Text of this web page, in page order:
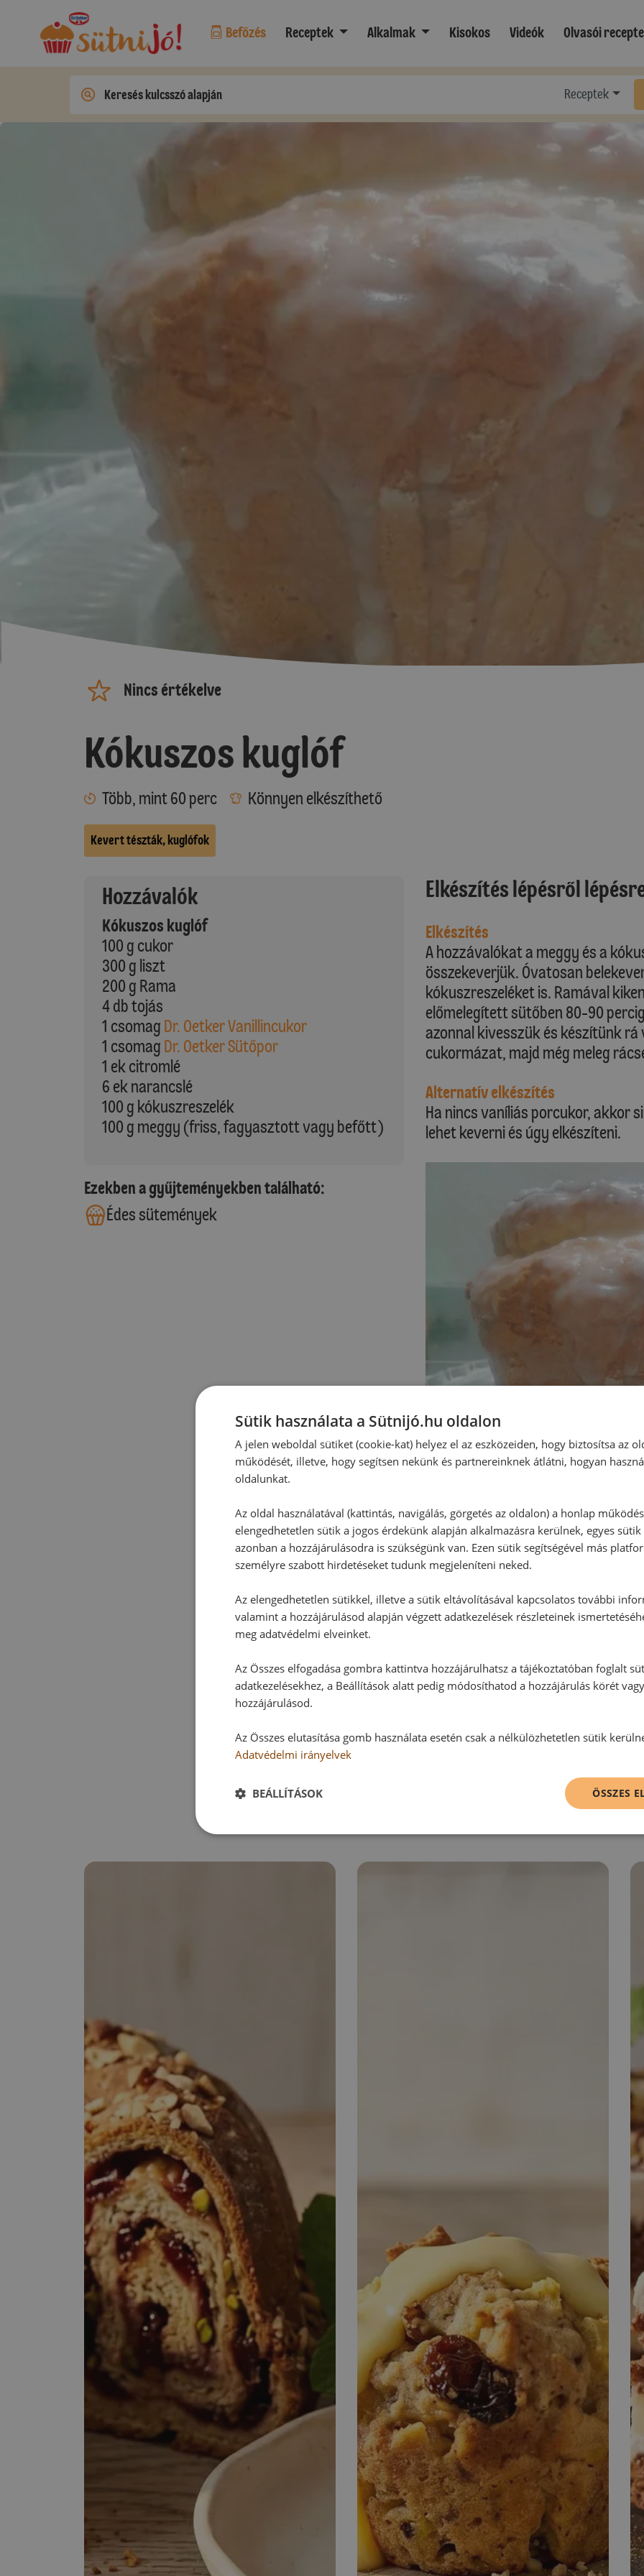
Befőzés Receptek Alkalmak Kisokos Videók Olvasói
Receptek
Nincs értékelve
Kókuszos kuglóf
Több, mint 60 perc Könnyen elkészíthető
Kevert tészták, kuglófok
Hozzávalók
Kókuszos kuglóf
100 g cukor
300 g liszt
200 g Rama
4 db tojás
1 csomag Dr. Oetker Vanillincukor
1 csomag Dr. Oetker Sütőpor
1 ek citromlé
6 ek narancslé
100 g kókuszreszelék
100 g meggy (friss, fagyasztott vagy befőtt)
Ezekben a gyűjteményekben található:
Édes sütemények
Elkészítés lépésről
Elkészítés
A hozzávalókat a meggy és a
összekeverjük. Óvatosan
kókuszreszeléket is. Ramával
előmelegített sütőben 80-90
azonnal kivesszük és készítünk
cukormázat, majd még meleg
Alternatív elkészítés
Ha nincs vaníliás porcukor, akkor
lehet keverni és úgy elkészíteni.
Hozzászólások
Ehhez a recepthez még nem
Hozzászólás írása
RECEPTAJÁNLÓ
Sütik használata a Sütnijó.hu oldalon
A jelen weboldal sütiket (cookie-kat) helyez el az eszközeiden, hogy biztosítsa az
működését, illetve, hogy segítsen nekünk és partnereinknek átlátni, hogyan
oldalunkat.
Az oldal használatával (kattintás, navigálás, görgetés az oldalon) a honlap
elengedhetetlen sütik a jogos érdekünk alapján alkalmazásra kerülnek, egyes
azonban a hozzájárulásodra is szükségünk van. Ezen sütik segítségével más
személyre szabott hirdetéseket tudunk megjeleníteni neked.
Az elengedhetetlen sütikkel, illetve a sütik eltávolításával kapcsolatos további
valamint a hozzájárulásod alapján végzett adatkezelések részleteinek
meg adatvédelmi elveinket.
Az Összes elfogadása gombra kattintva hozzájárulhatsz a tájékoztatóban foglalt
adatkezelésekhez, a Beállítások alatt pedig módosíthatod a hozzájárulás körét
hozzájárulásod.
Az Összes elutasítása gomb használata esetén csak a nélkülözhetetlen sütik
Adatvédelmi irányelvek
ÖSSZES
BEÁLLÍTÁSOK